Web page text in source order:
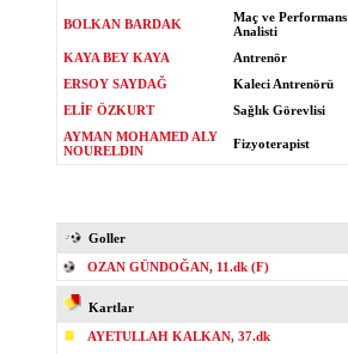
BOLKAN BARDAK
Maç ve Performans
Analisti
KAYA BEY KAYA
Antrenör
ERSOY SAYDAĞ
Kaleci Antrenörü
ELİF ÖZKURT
Sağlık Görevlisi
AYMAN MOHAMED ALY
NOURELDIN
Fizyoterapist
Goller
OZAN GÜNDOĞAN, 11.dk (F)
Kartlar
AYETULLAH KALKAN, 37.dk